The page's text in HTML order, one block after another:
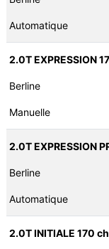
Automatique
2.0T EXPRESSION
Berline
Manuelle
2.0T EXPRESSION
Berline
Automatique
2.0T INITIALE 170